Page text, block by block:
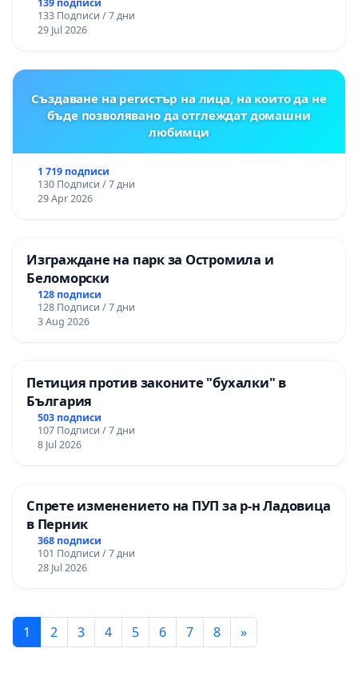
139 подписи
133 Подписи / 7 дни
29 Jul 2026
Създаване на регистър на лица, на които да не
бъде позволявано да отглеждат домашни
любимци
1 719 подписи
130 Подписи / 7 дни
29 Apr 2026
Изграждане на парк за Остромила и
Беломорски
128 подписи
128 Подписи / 7 дни
3 Aug 2026
Петиция против законите "бухалки" в
България
503 подписи
107 Подписи / 7 дни
8 Jul 2026
Спрете изменението на ПУП за р-н Ладовица
в Перник
368 подписи
101 Подписи / 7 дни
28 Jul 2026
1 2 3 4 5 6 7 8 »